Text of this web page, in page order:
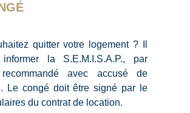
quitter votre logement ? Il
la S.E.M.I.S.A.P., par
avec accusé de
Le congé doit être signé par le
du contrat de location.